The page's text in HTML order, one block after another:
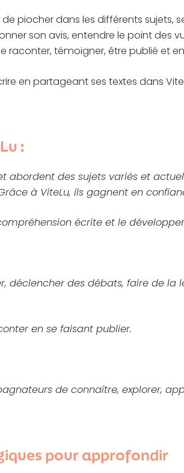
piocher dans les différents sujets,
son avis, entendre le point des
raconter, témoigner, être publié et
en partageant ses textes dans
:
abordent des sujets variés et
à ViteLu, ils gagnent en
écrite et le
déclencher des débats, faire de
en se faisant publier.
de connaître, explorer,
pour approfondir